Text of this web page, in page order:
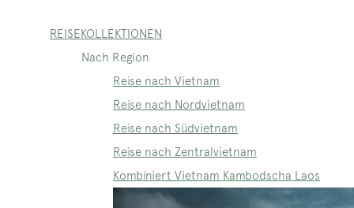
REISEKOLLEKTIONEN
Nach Region
Reise nach Vietnam
Reise nach Nordvietnam
Reise nach Südvietnam
Reise nach Zentralvietnam
Kombiniert Vietnam Kambodscha Laos